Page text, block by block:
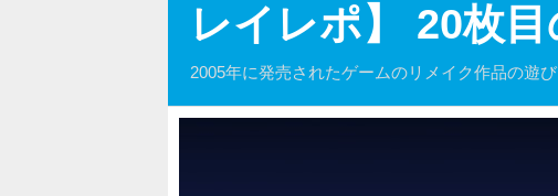
レイレポ】 20枚
2005年に発売されたゲームのリメイク作品の遊